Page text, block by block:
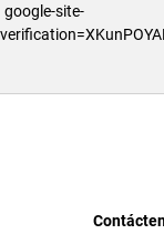
google-site-